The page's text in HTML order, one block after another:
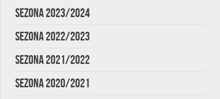
SEZONA 2023/2024
SEZONA 2022/2023
SEZONA 2021/2022
SEZONA 2020/2021